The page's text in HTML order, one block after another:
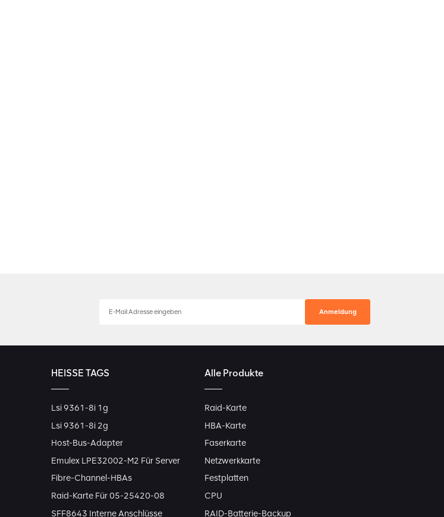
HEISSE TAGS
Lsi 9361-8i 1g
Lsi 9361-8i 2g
Host-Bus-Adapter
Emulex LPE32002-M2 Für Server
Fibre-Channel-HBAs
Raid-Karte Für 05-25420-08
SFF8643 Interne Anschlüsse
Alle Produkte
Raid-Karte
HBA-Karte
Faserkarte
Netzwerkkarte
Festplatten
CPU
RAID-Batterie-Backup